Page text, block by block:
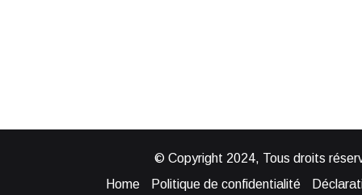
© Copyright 2024, Tous droits
Home
Politique de confidentialité